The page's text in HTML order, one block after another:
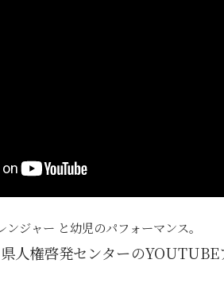
ジャー と幼児のパフォーマンス。
人権啓発センターの